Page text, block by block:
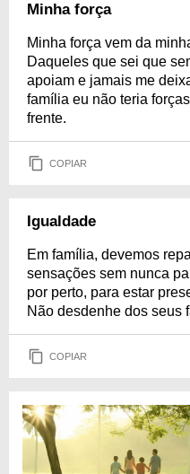
Minha força
Minha força vem da
Daqueles que sei que
apoiam e jamais me
família eu não teria
frente.
COPIAR
Igualdade
Em família, devemos
sensações sem nunca
por perto, para estar
Não desdenhe dos seus
COPIAR